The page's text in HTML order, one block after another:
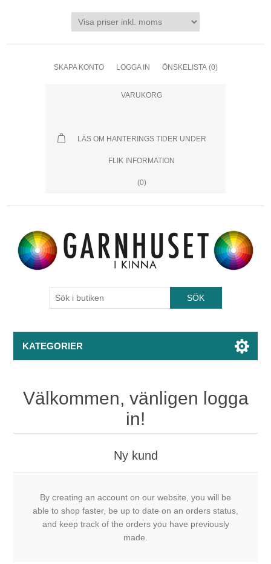
SKAPA KONTO LOGGA IN ÖNSKELISTA (0)
VARUKORG
LÄS OM HANTERINGS TIDER UNDER
FLIK INFORMATION
(0)
KATEGORIER
Välkommen, vänligen logga
in!
Ny kund
By creating an account on our website, you will be
able to shop faster, be up to date on an orders status,
and keep track of the orders you have previously
made.